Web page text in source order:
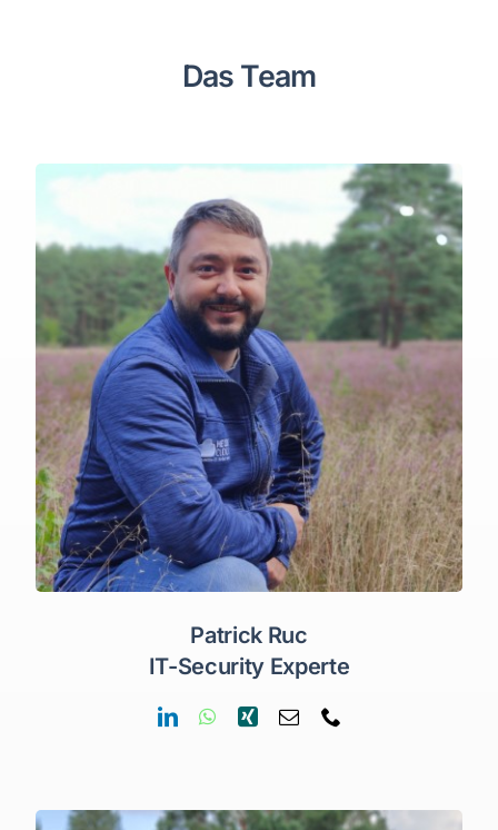
Das Team
Patrick Ruc
IT-Security Experte